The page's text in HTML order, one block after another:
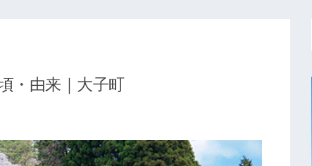
・由来｜大子町